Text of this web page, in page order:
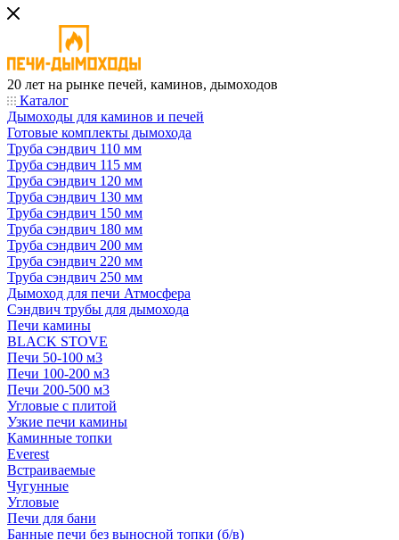
20 лет на рынке печей, каминов, дымоходов
Каталог
Дымоходы для каминов и печей
Готовые комплекты дымохода
Труба сэндвич 110 мм
Труба сэндвич 115 мм
Труба сэндвич 120 мм
Труба сэндвич 130 мм
Труба сэндвич 150 мм
Труба сэндвич 180 мм
Труба сэндвич 200 мм
Труба сэндвич 220 мм
Труба сэндвич 250 мм
Дымоход для печи Атмосфера
Сэндвич трубы для дымохода
Печи камины
BLACK STOVE
Печи 50-100 м3
Печи 100-200 м3
Печи 200-500 м3
Угловые с плитой
Узкие печи камины
Каминные топки
Everest
Встраиваемые
Чугунные
Угловые
Печи для бани
Банные печи без выносной топки (б/в)